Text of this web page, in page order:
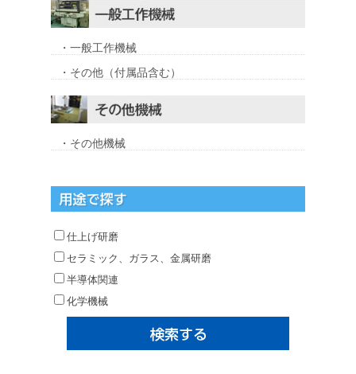
・一般工作機械
・その他（付属品含む）
・その他機械
仕上げ研磨
セラミック、ガラス、金属研磨
半導体関連
化学機械